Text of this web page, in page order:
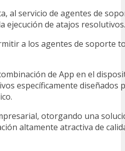
al servicio de agentes de
ejecución de atajos resolutivos.
a los agentes de soporte
de App en el
específicamente diseñados
otorgando una
altamente atractiva de